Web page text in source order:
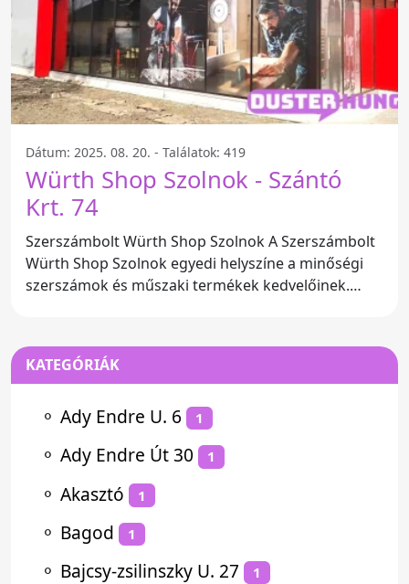
Dátum: 2025. 08. 20. - Találatok: 419
Würth Shop Szolnok - Szántó
Krt. 74
Szerszámbolt Würth Shop Szolnok A Szerszámbolt
Würth Shop Szolnok egyedi helyszíne a minőségi
szerszámok és műszaki termékek kedvelőinek.
KATEGÓRIÁK
⚬ Ady Endre U. 6 1
⚬ Ady Endre Út 30 1
⚬ Akasztó 1
⚬ Bagod 1
⚬ Bajcsy-zsilinszky U. 27 1